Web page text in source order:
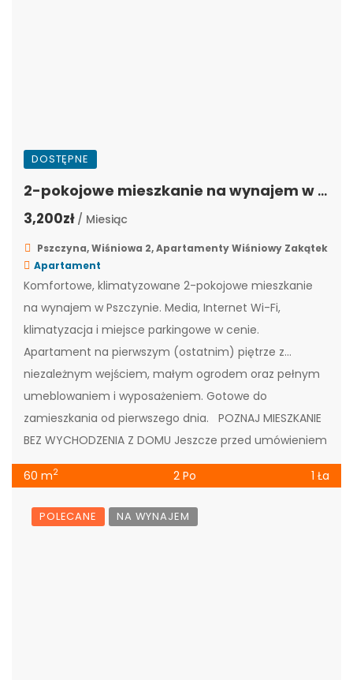
DOSTĘPNE
2-pokojowe mieszkanie na wynajem w Pszczynie z niezależnym wejściem | WZ-7
3,200zł / Miesiąc
Pszczyna, Wiśniowa 2, Apartamenty Wiśniowy Zakątek
Apartament
Komfortowe, klimatyzowane 2-pokojowe mieszkanie
na wynajem w Pszczynie. Media, Internet Wi-Fi,
klimatyzacja i miejsce parkingowe w cenie.
Apartament na pierwszym (ostatnim) piętrze z
niezależnym wejściem, małym ogrodem oraz pełnym
umeblowaniem i wyposażeniem. Gotowe do
zamieszkania od pierwszego dnia. POZNAJ MIESZKANIE
BEZ WYCHODZENIA Z DOMU Jeszcze przed umówieniem
prezentacji możesz dokładnie obejrzeć apartament
WZ-7 online. […]
60 m2 2 Po 1 Ła
POLECANE NA WYNAJEM